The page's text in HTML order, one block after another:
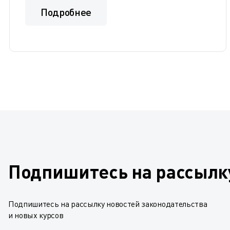
Подробнее
Подпишитесь на
Подпишитесь на рассылку новостей законодательства
и новых курсов